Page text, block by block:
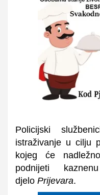
Policijski
istraživanje u cilju
kojeg će
podnijeti
djelo Prijevara.